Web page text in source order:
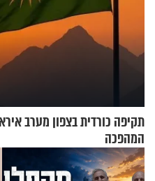
תקיפה כורדית בצפון מערב
המהפכה